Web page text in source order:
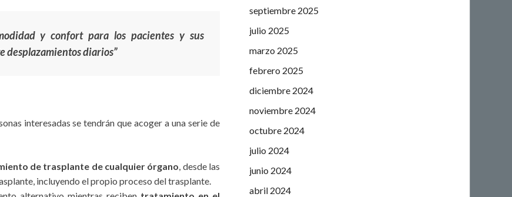
y confort para los pacientes y sus
desplazamientos diarios”
interesadas se tendrán que acoger a una serie de
de trasplante de cualquier órgano, desde las
incluyendo el propio proceso del trasplante.
septiembre 2025
julio 2025
marzo 2025
febrero 2025
diciembre 2024
noviembre 2024
octubre 2024
julio 2024
junio 2024
abril 2024